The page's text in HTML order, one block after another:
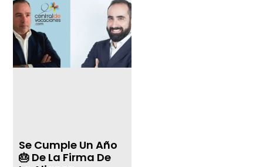
Se Cumple Un Año
🎂 De La Firma De